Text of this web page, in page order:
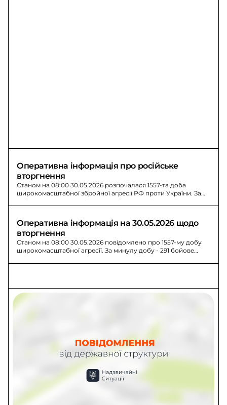
Оперативна інформація про російське
вторгнення
Станом на 08:00 30.05.2026 розпочалася 1557-та доба
широкомасштабної збройної агресії РФ проти України. За
Оперативна інформація на 30.05.2026 щодо
вторгнення
Станом на 08:00 30.05.2026 повідомлено про 1557-му добу
широкомасштабної агресії. За минулу добу - 291 бойове